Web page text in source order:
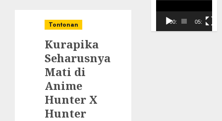
Tontonan
Kurapika
Seharusnya
Mati di
Anime
Hunter X
Hunter
Video
00:00 05:10